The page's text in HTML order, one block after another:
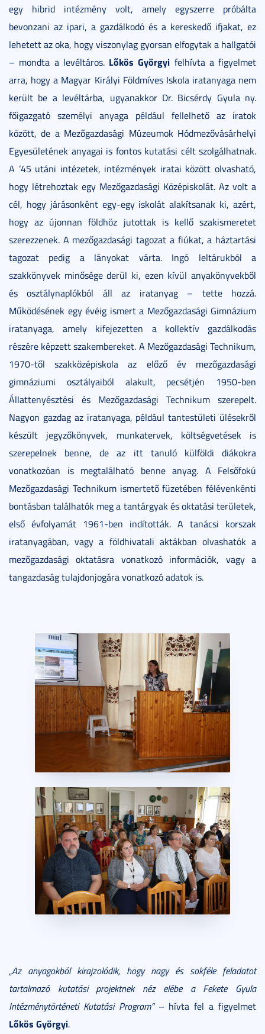
egy hibrid intézmény volt, amely egyszerre próbálta
bevonzani az ipari, a gazdálkodó és a kereskedő ifjakat, ez
lehetett az oka, hogy viszonylag gyorsan elfogytak a hallgatói
– mondta a levéltáros. Lőkös Györgyi felhívta a figyelmet
arra, hogy a Magyar Királyi Földmíves Iskola iratanyaga nem
került be a levéltárba, ugyanakkor Dr. Bicsérdy Gyula ny.
főigazgató személyi anyaga például fellelhető az iratok
között, de a Mezőgazdasági Múzeumok Hódmezővásárhelyi
Egyesületének anyagai is fontos kutatási célt szolgálhatnak.
A ’45 utáni intézetek, intézmények iratai között olvasható,
hogy létrehoztak egy Mezőgazdasági Középiskolát. Az volt a
cél, hogy járásonként egy-egy iskolát alakítsanak ki, azért,
hogy az újonnan földhöz jutottak is kellő szakismeretet
szerezzenek. A mezőgazdasági tagozat a fiúkat, a háztartási
tagozat pedig a lányokat várta. Ingó leltárukból a
szakkönyvek minősége derül ki, ezen kívül anyakönyvekből
és osztálynaplókból áll az iratanyag – tette hozzá.
Működésének egy évéig ismert a Mezőgazdasági Gimnázium
iratanyaga, amely kifejezetten a kollektív gazdálkodás
részére képzett szakembereket. A Mezőgazdasági Technikum,
1970-től szakközépiskola az előző év mezőgazdasági
gimnáziumi osztályaiból alakult, pecsétjén 1950-ben
Állattenyésztési és Mezőgazdasági Technikum szerepelt.
Nagyon gazdag az iratanyaga, például tantestületi ülésekről
készült jegyzőkönyvek, munkatervek, költségvetések is
szerepelnek benne, de az itt tanuló külföldi diákokra
vonatkozóan is megtalálható benne anyag. A Felsőfokú
Mezőgazdasági Technikum ismertető füzetében félévenkénti
bontásban találhatók meg a tantárgyak és oktatási területek,
első évfolyamát 1961-ben indították. A tanácsi korszak
iratanyagában, vagy a földhivatali aktákban olvashatók a
mezőgazdasági oktatásra vonatkozó információk, vagy a
tangazdaság tulajdonjogára vonatkozó adatok is.
„Az anyagokból kirajzolódik, hogy nagy és sokféle feladatot
tartalmazó kutatási projektnek néz elébe a
Fekete Gyula
Intézménytörténeti Kutatási Program”– hívta fel a figyelmet
Lőkös Györgyi.